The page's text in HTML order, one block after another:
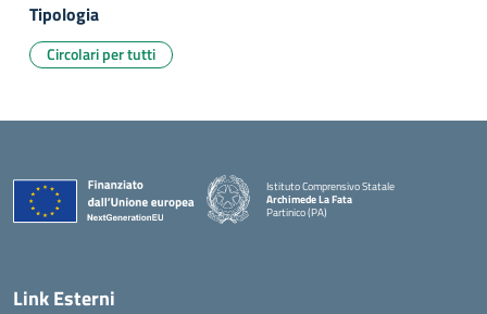
Tipologia
Circolari per tutti
Istituto Comprensivo Statale
Archimede La Fata
Partinico (PA)
Link Esterni